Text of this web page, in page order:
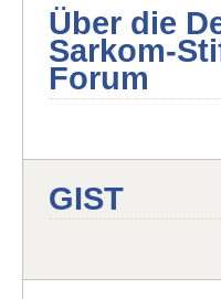
Über die
Sarkom-
Forum
GIST